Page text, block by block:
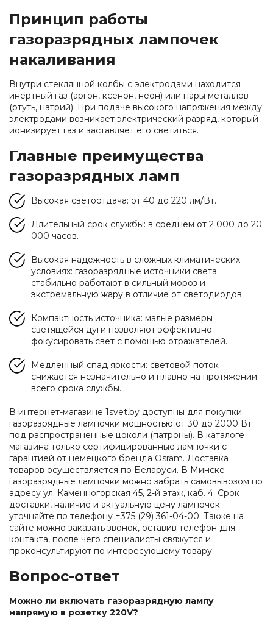
Принцип работы
газоразрядных лампочек
накаливания
Внутри стеклянной колбы с электродами находится
инертный газ (аргон, ксенон, неон) или пары металлов
(ртуть, натрий). При подаче высокого напряжения между
электродами возникает электрический разряд, который
ионизирует газ и заставляет его светиться.
Главные преимущества
газоразрядных ламп
Высокая светоотдача: от 40 до 220 лм/Вт.
Длительный срок службы: в среднем от 2 000 до 20
000 часов.
Высокая надежность в сложных климатических
условиях: газоразрядные источники света
стабильно работают в сильный мороз и
экстремальную жару в отличие от светодиодов.
Компактность источника: малые размеры
светящейся дуги позволяют эффективно
фокусировать свет с помощью отражателей.
Медленный спад яркости: световой поток
снижается незначительно и плавно на протяжении
всего срока службы.
В интернет-магазине 1svet.by доступны для покупки
газоразрядные лампочки мощностью от 30 до 2000 Вт
под распространенные цоколи (патроны). В каталоге
магазина только сертифицированные лампочки с
гарантией от немецкого бренда Osram. Доставка
товаров осуществляется по Беларуси. В Минске
газоразрядные лампочки можно забрать самовывозом по
адресу ул. Каменногорская 45, 2-й этаж, каб. 4. Срок
доставки, наличие и актуальную цену лампочек
уточняйте по телефону +375 (29) 361-04-00. Также на
сайте можно заказать звонок, оставив телефон для
контакта, после чего специалисты свяжутся и
проконсультируют по интересующему товару.
Вопрос-ответ
Можно ли включать газоразрядную лампу
напрямую в розетку 220V?